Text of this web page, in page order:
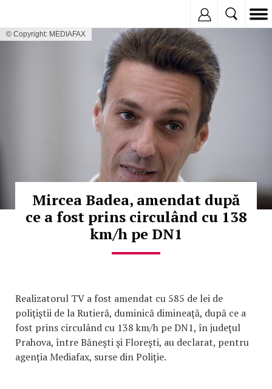
© Copyright: MEDIAFAX
Mircea Badea, amendat după
ce a fost prins circulând cu 138
km/h pe DN1
Realizatorul TV a fost amendat cu 585 de lei de
poliţiştii de la Rutieră, duminică dimineaţă, după ce a
fost prins circulând cu 138 km/h pe DN1, în judeţul
Prahova, între Băneşti şi Floreşti, au declarat, pentru
agenția Mediafax, surse din Poliţie.